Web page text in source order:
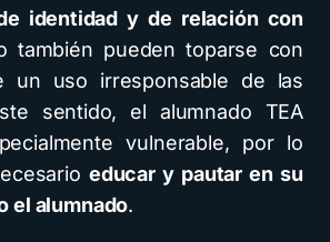
identidad y de relación con
también pueden toparse con
un uso irresponsable de las
sentido, el alumnado TEA
vulnerable, por lo
educar y pautar en su
el alumnado.